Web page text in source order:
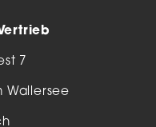
7
Wallersee